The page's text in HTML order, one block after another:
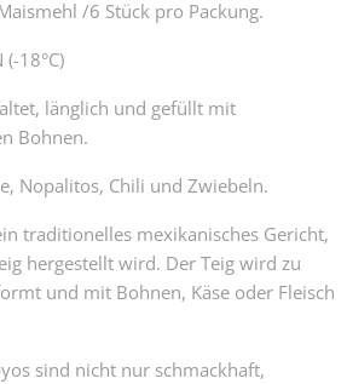
/6 Stück pro Packung.
(-18°C)
länglich und gefüllt mit
Bohnen.
Nopalitos, Chili und Zwiebeln.
traditionelles mexikanisches Gericht,
hergestellt wird. Der Teig wird zu
und mit Bohnen, Käse oder Fleisch
sind nicht nur schmackhaft,